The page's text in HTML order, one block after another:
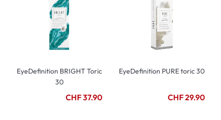
EyeDefinition BRIGHT Toric
30
CHF 37.90
EyeDefinition PURE toric 30
CHF 29.90